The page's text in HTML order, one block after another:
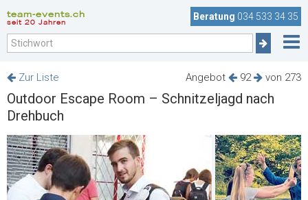
team-events.ch
seit 20 Jahren
Beratung 034 533 34 35
Angebot 92 von 273
Zur Liste
Outdoor Escape Room – Schnitzeljagd nach
Drehbuch